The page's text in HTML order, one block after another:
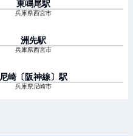
東鳴尾駅
兵庫県西宮市
洲先駅
兵庫県西宮市
尼崎〔阪神線〕 駅
兵庫県尼崎市